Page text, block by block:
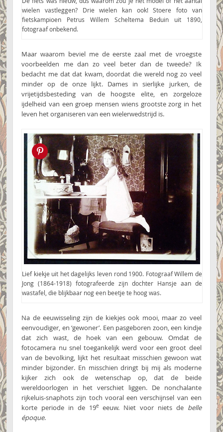
wielen vastleggen? Drie wielen kan ook! Stoere foto van
fietskampioen Petrus Willem Scheltema Beduin uit 1890,
fotograaf onbekend.
Maar waarom beviel me de eerste zaal met de vroegste
voorbeelden me dan zo veel beter dan de tweede? Ik
bedacht me dat dat kwam, doordat die wereld nog zo veel
minder op de onze lijkt. Dames in sierlijke jurken, de
vrijetijdsbesteding van de hoogste elite, en zorgeloze
ijdelheid van een groep mensen wiens grootste zorg in het
leven het organiseren van een wielerwedstrijd is.
Pin this!
Lief kiekje uit het dagelijks leven rond 1900. Fotograaf Willem de
Jong (1864-1918) fotografeerde zijn dochter Hansje aan de
wastafel, die blijkbaar nog een beetje te hoog was.
Na de eeuwisseling zijn de kiekjes ook mooi, maar zo veel
eenvoudiger, en ‘gewoner’. Een pasgeboren zoon, een kindje
dat zich wast, de hoek van een gebouw. Omdat de
fotocamera nu snel toegankelijk werd voor een groot deel
van de bevolking, lijkt het resultaat misschien gewoon wat
minder bijzonder. En misschien dringt bij mij als moderne
kijker zich ook de wetenschap op, dat de beide
wereldoorlogen in het verschiet liggen. De nonchalante
rijkeluis-snaphots zijn toch vooral een verschijnsel van een
korte periode in de 19e eeuw. Niet voor niets de belle
époque.